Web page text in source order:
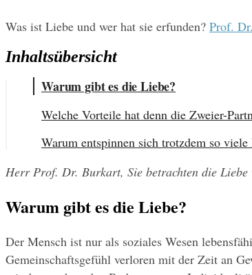
Was ist Liebe und wer hat sie erfunden? Prof.
Inhaltsübersicht
Warum gibt es die Liebe?
Welche Vorteile hat denn die Zweier-
Warum entspinnen sich trotzdem so
Herr Prof. Dr. Burkart, Sie betrachten die Liebe
Warum gibt es die Liebe?
Der Mensch ist nur als soziales Wesen
Gemeinschaftsgefühl verloren mit der Zeit an